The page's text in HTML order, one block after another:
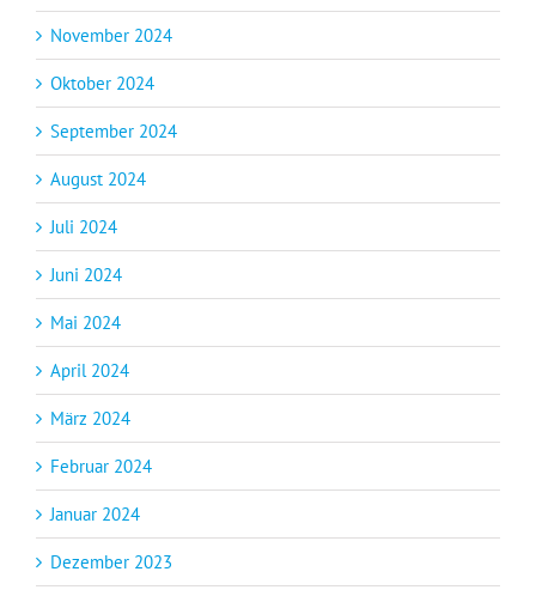
November 2024
Oktober 2024
September 2024
August 2024
Juli 2024
Juni 2024
Mai 2024
April 2024
März 2024
Februar 2024
Januar 2024
Dezember 2023